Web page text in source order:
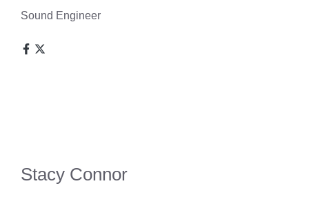
Sound Engineer
Stacy Connor